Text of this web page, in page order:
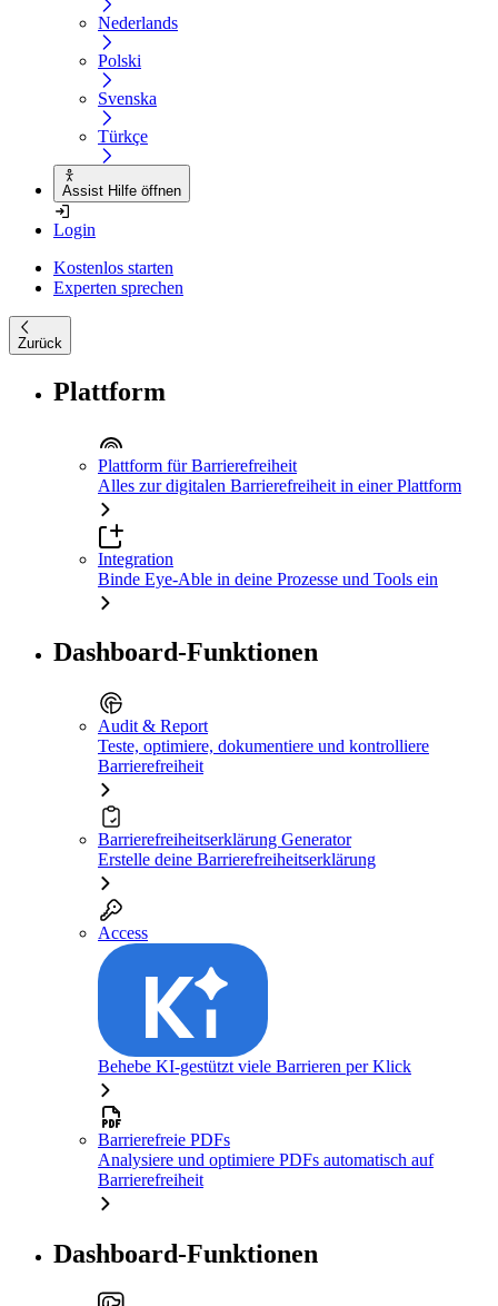
Nederlands
Polski
Svenska
Türkçe
Assist Hilfe öffnen
Login
Kostenlos starten
Experten sprechen
Zurück
Plattform
Plattform für Barrierefreiheit
Alles zur digitalen Barrierefreiheit in einer Plattform
Integration
Binde Eye-Able in deine Prozesse und Tools ein
Dashboard-Funktionen
Audit & Report
Teste, optimiere, dokumentiere und kontrolliere
Barrierefreiheit
Barrierefreiheitserklärung Generator
Erstelle deine Barrierefreiheitserklärung
Access
Behebe KI-gestützt viele Barrieren per Klick
Barrierefreie PDFs
Analysiere und optimiere PDFs automatisch auf
Barrierefreiheit
Dashboard-Funktionen